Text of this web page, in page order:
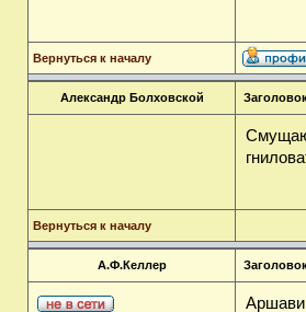
Вернуться к началу
Александр Болховской
Вернуться к началу
А.Ф.Келлер